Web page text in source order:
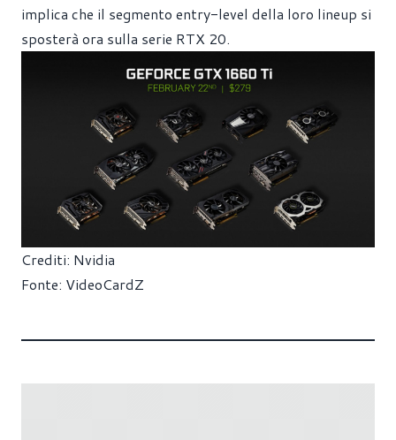
implica che il segmento entry-level della loro lineup si
sposterà ora sulla serie RTX 20.
Crediti: Nvidia
Fonte: VideoCardZ